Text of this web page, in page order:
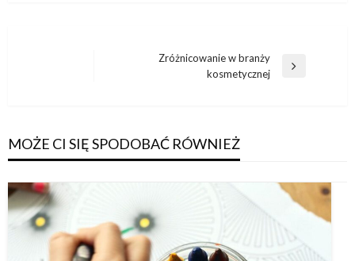
Zróżnicowanie w branży
kosmetycznej
MOŻE CI SIĘ SPODOBAĆ RÓWNIEŻ